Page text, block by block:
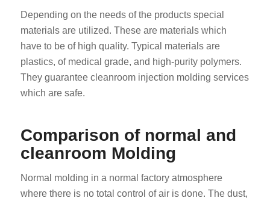
Depending on the needs of the products special
materials are utilized. These are materials which
have to be of high quality. Typical materials are
plastics, of medical grade, and high-purity polymers.
They guarantee cleanroom injection molding services
which are safe.
Comparison of normal and
cleanroom Molding
Normal molding in a normal factory atmosphere
where there is no total control of air is done. The dust,